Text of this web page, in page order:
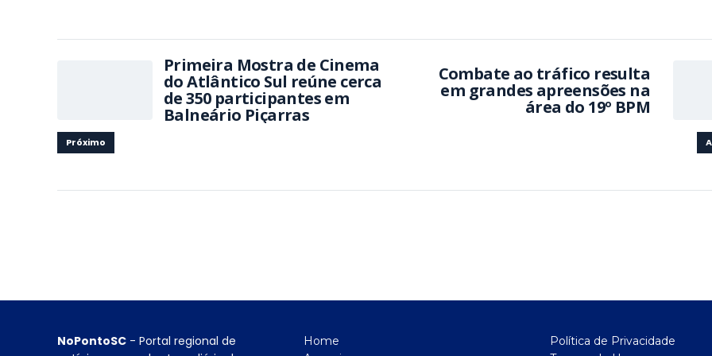
Primeira Mostra de Cinema
do Atlântico Sul reúne cerca
de 350 participantes em
Balneário Piçarras
Próximo
Combate ao tráfico resulta
em grandes apreensões na
área do 19º BPM
NoPontoSC - Portal regional de
Home
Política de Privacidade